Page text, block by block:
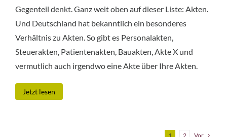
Gegenteil denkt. Ganz weit oben auf dieser Liste: Akten.
Und Deutschland hat bekanntlich ein besonderes
Verhältnis zu Akten. So gibt es Personalakten,
Steuerakten, Patientenakten, Bauakten, Akte X und
vermutlich auch irgendwo eine Akte über Ihre Akten.
Jetzt lesen
1 2 Vor